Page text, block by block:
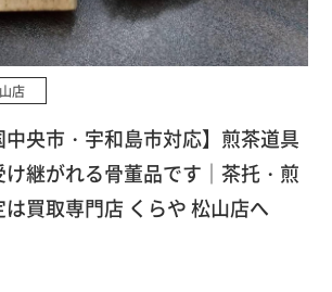
店
中央市・宇和島市対応】煎茶道具
継がれる骨董品です｜茶托・煎
買取専門店 くらや 松山店へ